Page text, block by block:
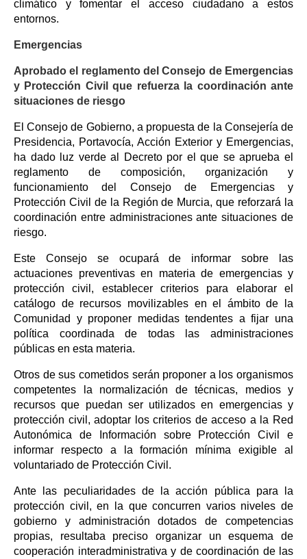
climático y fomentar el acceso ciudadano a estos
entornos.
Emergencias
Aprobado el reglamento del Consejo de Emergencias
y Protección Civil que refuerza la coordinación ante
situaciones de riesgo
El Consejo de Gobierno, a propuesta de la Consejería de
Presidencia, Portavocía, Acción Exterior y Emergencias,
ha dado luz verde al Decreto por el que se aprueba el
reglamento de composición, organización y
funcionamiento del Consejo de Emergencias y
Protección Civil de la Región de Murcia, que reforzará la
coordinación entre administraciones ante situaciones de
riesgo.
Este Consejo se ocupará de informar sobre las
actuaciones preventivas en materia de emergencias y
protección civil, establecer criterios para elaborar el
catálogo de recursos movilizables en el ámbito de la
Comunidad y proponer medidas tendentes a fijar una
política coordinada de todas las administraciones
públicas en esta materia.
Otros de sus cometidos serán proponer a los organismos
competentes la normalización de técnicas, medios y
recursos que puedan ser utilizados en emergencias y
protección civil, adoptar los criterios de acceso a la Red
Autonómica de Información sobre Protección Civil e
informar respecto a la formación mínima exigible al
voluntariado de Protección Civil.
Ante las peculiaridades de la acción pública para la
protección civil, en la que concurren varios niveles de
gobierno y administración dotados de competencias
propias, resultaba preciso organizar un esquema de
cooperación interadministrativa y de coordinación de las